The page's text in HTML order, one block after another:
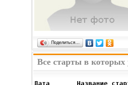
Поделиться…
Все старты в которых
Дата       Название